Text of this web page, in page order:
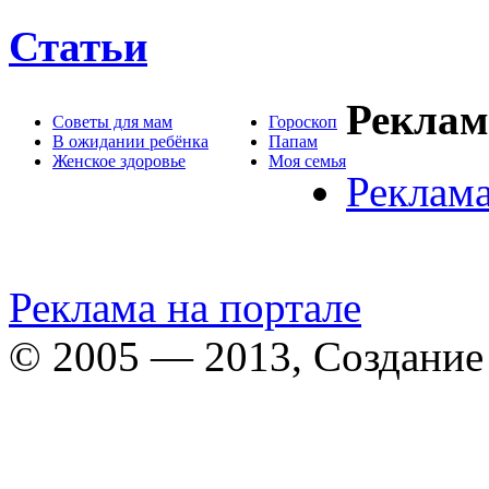
Статьи
Советы для мам
В ожидании ребёнка
Женское здоровье
Гороскоп
Папам
Моя семья
Реклама на портале
© 2005 — 2013, Создание